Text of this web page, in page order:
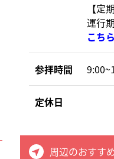
【定
運行
こち
参拝時間
定休日
周辺のおすす